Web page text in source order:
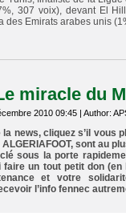
307 voix), devant El
des Emirats arabes unis
miracle du
2010 09:45 | Author:
news, cliquez s’il vous
sont au
sous la porte
faire un tout petit don
et votre
l’info fennec